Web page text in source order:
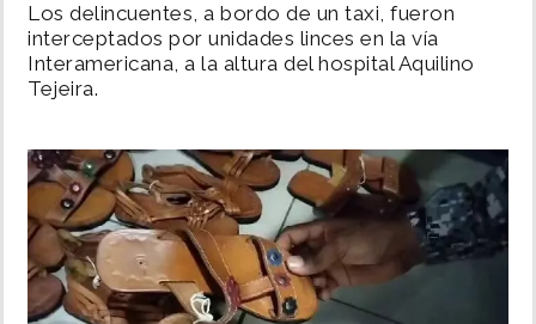
NACIONAL
POLÍTICA
SHOW
DEPORTES
MUNDO
Los delincuentes, a bordo de un taxi, fueron
interceptados por unidades linces en la vía
Interamericana, a la altura del hospital Aquilino
Tejeira.